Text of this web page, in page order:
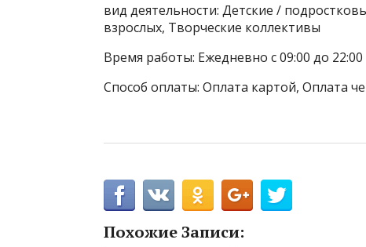
вид деятельности: Детские /
взрослых, Творческие коллективы
Время работы: Ежедневно с 09:00 до 22:00
Способ оплаты: Оплата картой, Оплата
Похожие Записи: